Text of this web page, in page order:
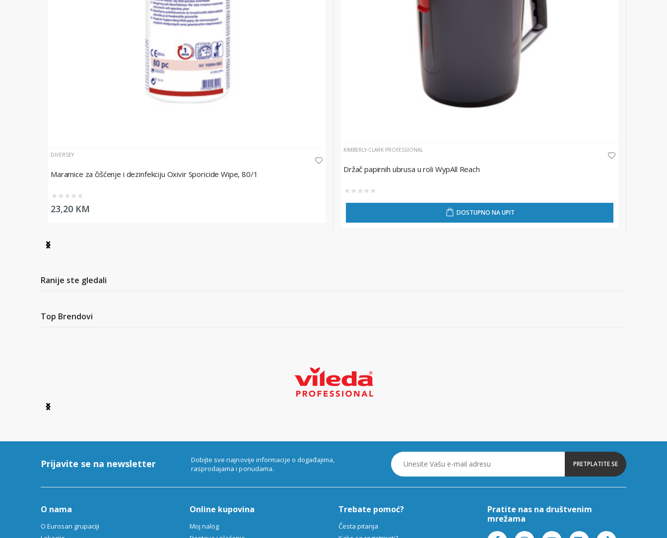
DIVERSEY
Maramice za čišćenje i dezinfekciju Oxivir Sporicide Wipe, 80/1
★ ★ ★ ★ ★
23,20 KM
KIMBERLY-CLARK PROFESSIONAL
Držač papirnih ubrusa u roli WypAll Reach
★ ★ ★ ★ ★
DOSTUPNO NA UPIT
Item
5
Ranije ste gledali
Top Brendovi
Item
Prijavite se na newsletter
Dobijte sve najnovije informacije o događajima,
rasprodajama i ponudama.
PRETPLATITE SE
O nama
O Eurosan grupaciji
Online kupovina
Moj nalog
Trebate pomoć?
Česta pitanja
Pratite nas na društvenim
mrežama